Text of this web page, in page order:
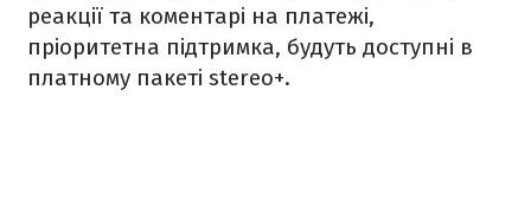
реакції та коментарі на платежі,
пріоритетна підтримка, будуть доступні в
платному пакеті stereo+.